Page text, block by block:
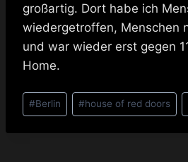
großartig. Dort habe ich
wiedergetroffen, Menschen
und war wieder erst gegen
Home.
Schlagworte:
#Berlin #house of red doors